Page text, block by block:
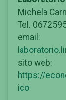
Michela
Tel.
email:
sito web:
https://
ico